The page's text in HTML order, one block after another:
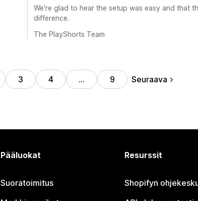
We're glad to hear the setup was easy and that
difference.
The PlayShorts Team
3 4 … 9 Seuraava
Pääluokat
Suoratoimitus
Resurssit
Shopifyn